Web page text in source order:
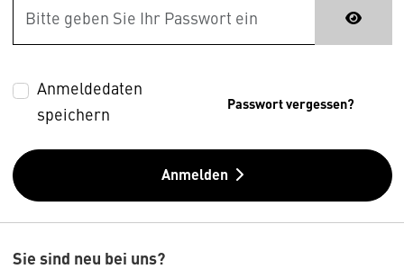
Anmeldedaten
speichern
Passwort vergessen?
Anmelden
Sie sind neu bei uns?